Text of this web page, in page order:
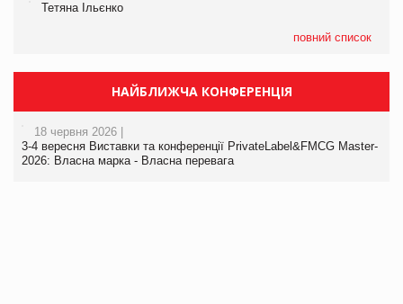
Тетяна Ільєнко
повний список
НАЙБЛИЖЧА КОНФЕРЕНЦІЯ
18 червня 2026 |
3-4 вересня Виставки та конференції PrivateLabel&FMCG Master-
2026: Власна марка - Власна перевага